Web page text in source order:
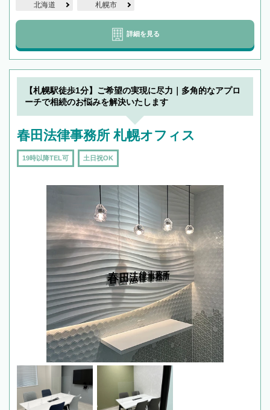
北海道 札幌市
詳細を見る
【札幌駅徒歩1分】ご希望の実現に尽力｜多角的なアプロ
ーチで相続のお悩みを解決いたします
春田法律事務所 札幌オフィス
19時以降TEL可 土日祝OK